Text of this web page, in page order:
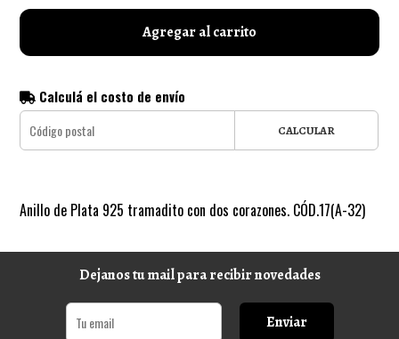
Agregar al carrito
Calculá el costo de envío
CALCULAR
Anillo de Plata 925 tramadito con dos corazones. CÓD.17(A-32)
Dejanos tu mail para recibir novedades
Enviar